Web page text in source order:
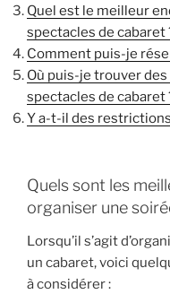
Quel est le meilleur
spectacles de cabaret
Comment puis-je
Où puis-je trouver
spectacles de cabaret
Y a-t-il des
Quels sont les
organiser une
Lorsqu’il s’agit
un cabaret, voici
à considérer :